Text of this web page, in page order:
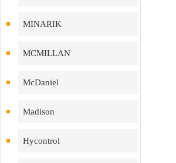
MINARIK
MCMILLAN
McDaniel
Madison
Hycontrol